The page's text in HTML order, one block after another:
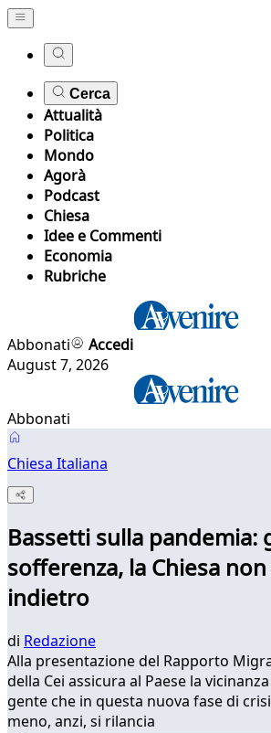
Cerca
Attualità
Politica
Mondo
Agorà
Podcast
Chiesa
Idee e Commenti
Economia
Rubriche
Abbonati
Accedi
August 7, 2026
Abbonati
Chiesa Italiana
Bassetti sulla pandemia:
sofferenza, la Chiesa
indietro
di Redazione
Alla presentazione del Rapporto
della Cei assicura al Paese la
gente che in questa nuova fase di
meno, anzi, si rilancia